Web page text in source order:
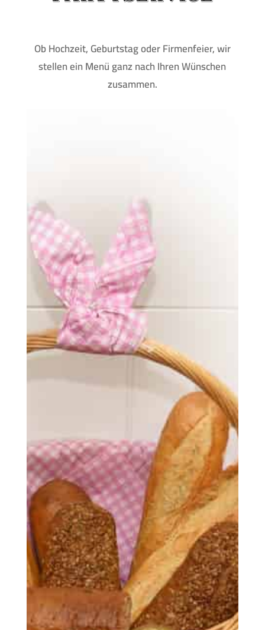
Ob Hochzeit, Geburtstag oder Firmenfeier, wir
stellen ein Menü ganz nach Ihren Wünschen
zusammen.